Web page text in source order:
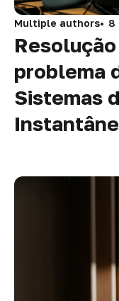
Multiple authors 8
problema
Sistemas